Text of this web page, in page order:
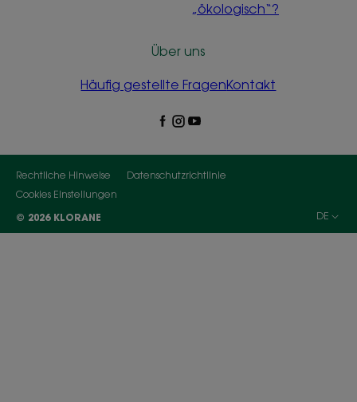
„ökologisch“?
Über uns
Häufig gestellte FragenKontakt
Rechtliche Hinweise
Datenschutzrichtlinie
Cookies Einstellungen
© 2026 KLORANE
DE